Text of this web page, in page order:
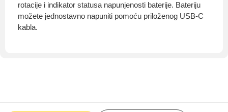
rotacije i indikator statusa napunjenosti baterije. Bateriju
možete jednostavno napuniti pomoću priloženog USB-C
kabla.